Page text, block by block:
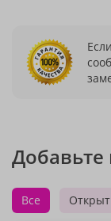
Добавьте
Все